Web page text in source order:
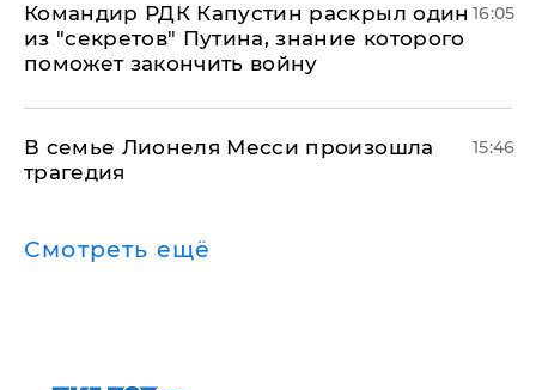
Командир РДК Капустин раскрыл один
из "секретов" Путина, знание которого
поможет закончить войну
16:05
В семье Лионеля Месси произошла
трагедия
15:46
Смотреть ещё